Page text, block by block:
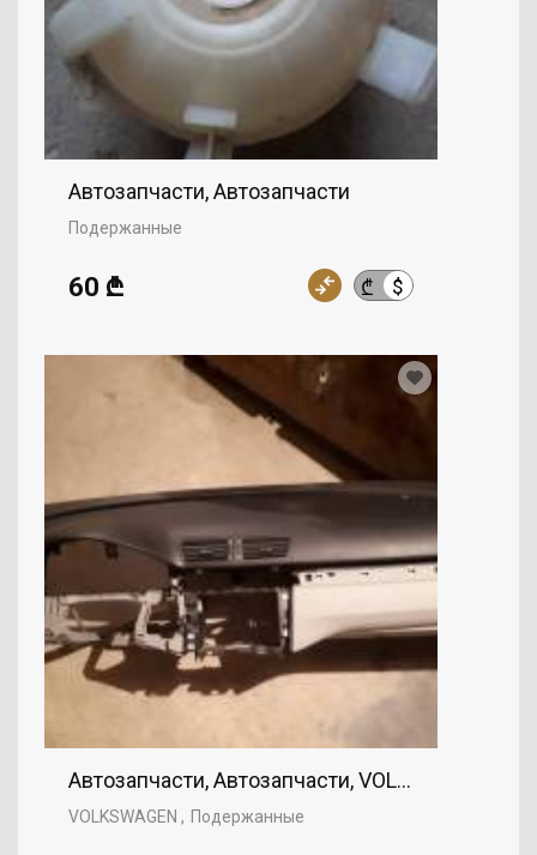
Автозапчасти, Автозапчасти
Подержанные
₾ $
60 ₾
Автозапчасти, Автозапчасти, VOLKSWAGEN
VOLKSWAGEN Подержанные